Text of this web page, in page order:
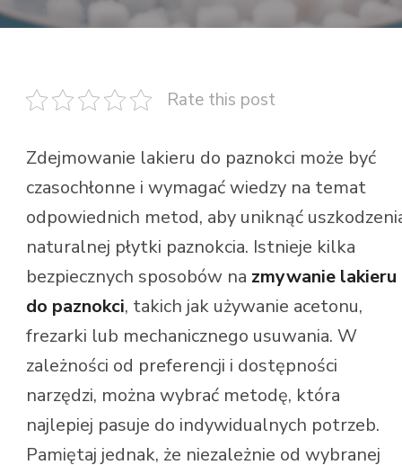
NA
Rate this post
Zdejmowanie lakieru do paznokci może być
czasochłonne i wymagać wiedzy na temat
odpowiednich metod, aby uniknąć
naturalnej płytki paznokcia. Istnieje kilka
bezpiecznych sposobów na zmywanie lakieru
do paznokci, takich jak używanie acetonu,
frezarki lub mechanicznego usuwania. W
zależności od preferencji i dostępności
narzędzi, można wybrać metodę, która
najlepiej pasuje do indywidualnych potrzeb.
Pamiętaj jednak, że niezależnie od wybranej